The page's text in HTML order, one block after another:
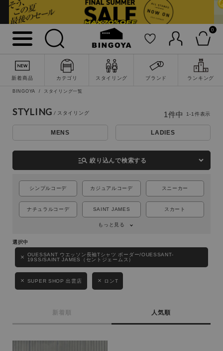
0
新着商品 カテゴリ スタイリング ブランド ランキング
詳細検索
性別
MENS LADIES KIDS
カテゴリ
BINGOYA スタイリング一覧
STYLING
MENS LADIES
manage_search 絞り込んで検索する
シンプルコーデ カジュアルコーデ スニーカー
ナチュラルコーデ SAINT JAMES スカート
もっと見る
OUESSANT ウエッソン長袖Tシャツ ボーダー/OUESSANT-
19SS/SAINT JAMES（セントジェームス）
SUPER SHOP 出雲店 ロンT
新着順 人気順
1 件中 1-1件表示